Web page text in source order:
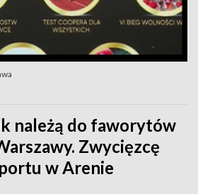
należą do faworytów
Zwycięzcę
w Arenie